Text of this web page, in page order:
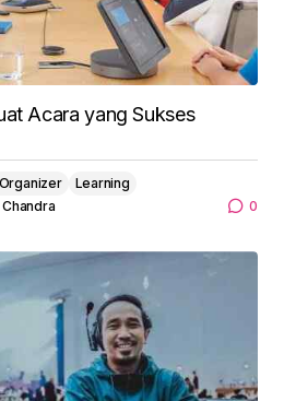
Acara yang Sukses
Learning
0